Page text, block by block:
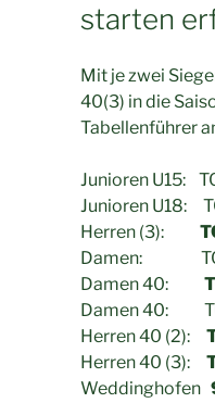
starten
Mit je zwei
40(3) in die
Tabellenführer
Junioren U15:
Junioren
Herren (3):
Damen:
Damen 40:
Damen 40:
Herren 40 (2):
Herren 40 (3):
Weddinghofen